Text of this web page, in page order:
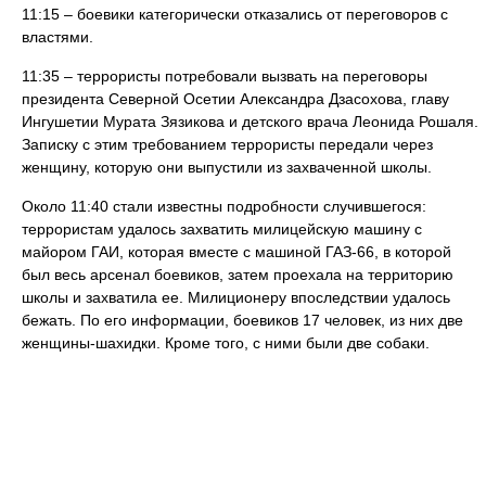
11:15 – боевики категорически отказались от переговоров с
властями.
11:35 – террористы потребовали вызвать на переговоры
президента Северной Осетии Александра Дзасохова, главу
Ингушетии Мурата Зязикова и детского врача Леонида Рошаля.
Записку с этим требованием террористы передали через
женщину, которую они выпустили из захваченной школы.
Около 11:40 стали известны подробности случившегося:
террористам удалось захватить милицейскую машину с
майором ГАИ, которая вместе с машиной ГАЗ‑66, в которой
был весь арсенал боевиков, затем проехала на территорию
школы и захватила ее. Милиционеру впоследствии удалось
бежать. По его информации, боевиков 17 человек, из них две
женщины-шахидки. Кроме того, с ними были две собаки.